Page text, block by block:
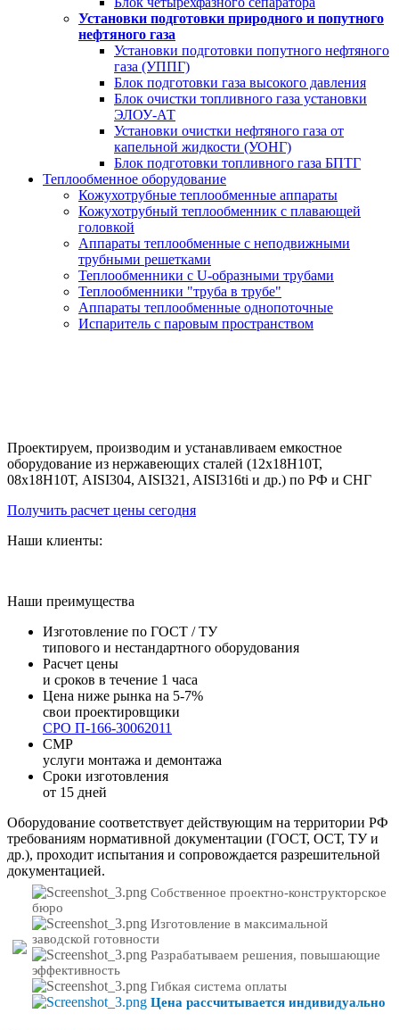
Установки подготовки природного и попутного
нефтяного газа
Установки подготовки попутного нефтяного
газа (УППГ)
Блок подготовки газа высокого давления
Блок очистки топливного газа установки
ЭЛОУ-АТ
Установки очистки нефтяного газа от
капельной жидкости (УОНГ)
Блок подготовки топливного газа БПТГ
Теплообменное оборудование
Кожухотрубные теплообменные аппараты
Кожухотрубный теплообменник с плавающей
головкой
Аппараты теплообменные с неподвижными
трубными решетками
Теплообменники с U-образными трубами
Теплообменники "труба в трубе"
Аппараты теплообменные однопоточные
Испаритель с паровым пространством
Проектируем, производим и устанавливаем емкостное
оборудование из нержавеющих сталей (12х18Н10Т,
08х18Н10Т, AISI304, AISI321, AISI316ti и др.) по РФ и СНГ
Получить расчет цены сегодня
Наши клиенты:
Наши преимущества
Изготовление по ГОСТ / ТУ
типового и нестандартного оборудования
Расчет цены
и сроков в течение 1 часа
Цена ниже рынка на 5-7%
свои проектировщики
СРО П-166-30062011
СМР
услуги монтажа и демонтажа
Сроки изготовления
от 15 дней
Оборудование соответствует действующим на территории РФ
требованиям нормативной документации (ГОСТ, ОСТ, ТУ и
др.), проходит испытания и сопровождается разрешительной
документацией.
Собственное проектно-конструкторское
бюро
Изготовление в максимальной
заводской готовности
Разрабатываем решения, повышающие
эффективность
Гибкая система оплаты
Цена рассчитывается индивидуально